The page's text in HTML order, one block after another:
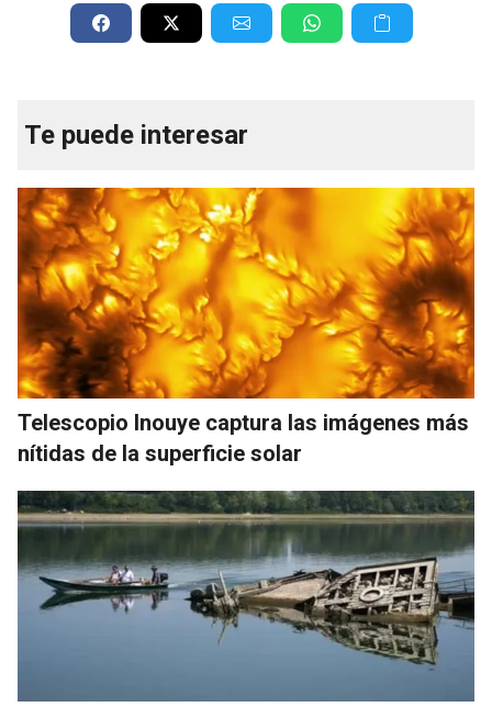
Te puede interesar
Telescopio Inouye captura las imágenes más
nítidas de la superficie solar